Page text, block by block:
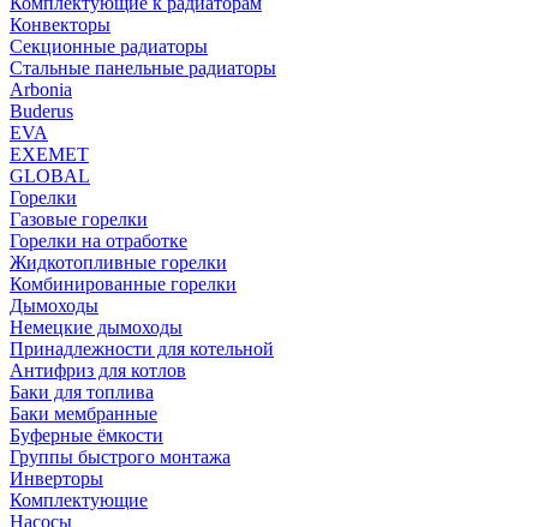
Конвекторы
Секционные радиаторы
Стальные панельные радиаторы
Arbonia
Buderus
EVA
EXEMET
GLOBAL
Горелки
Газовые горелки
Горелки на отработке
Жидкотопливные горелки
Комбинированные горелки
Дымоходы
Немецкие дымоходы
Принадлежности для котельной
Антифриз для котлов
Баки для топлива
Баки мембранные
Буферные ёмкости
Группы быстрого монтажа
Инверторы
Комплектующие
Насосы